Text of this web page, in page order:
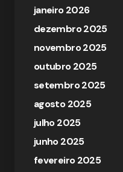
janeiro 2026
dezembro 2025
novembro 2025
outubro 2025
setembro 2025
agosto 2025
julho 2025
junho 2025
fevereiro 2025